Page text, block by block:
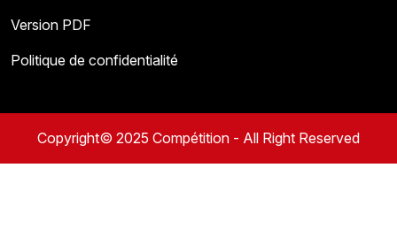
Version PDF
Politique de confidentialité
Copyright© 2025 Compétition - All Right Reserved